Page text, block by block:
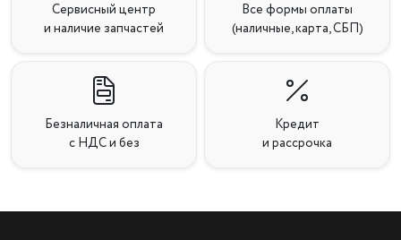
Сервисный центр
и наличие запчастей
Все формы оплаты
(наличные, карта, СБП)
Безналичная оплата
с НДС и без
Кредит
и рассрочка